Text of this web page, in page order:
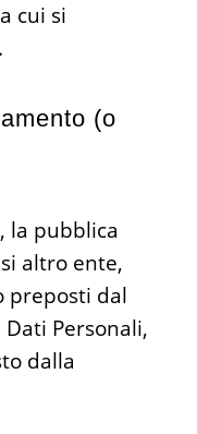
cui si
(o
la pubblica
altro ente,
preposti dal
Personali,
dalla